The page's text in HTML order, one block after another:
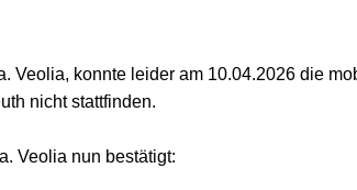
Veolia, konnte leider am 10.04.2026 die
nicht stattfinden.
Veolia nun bestätigt: